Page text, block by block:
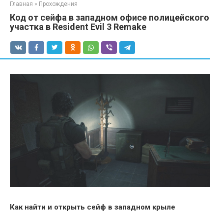
Главная » Прохождения
Код от сейфа в западном офисе полицейского
участка в Resident Evil 3 Remake
Как найти и открыть сейф в западном крыле